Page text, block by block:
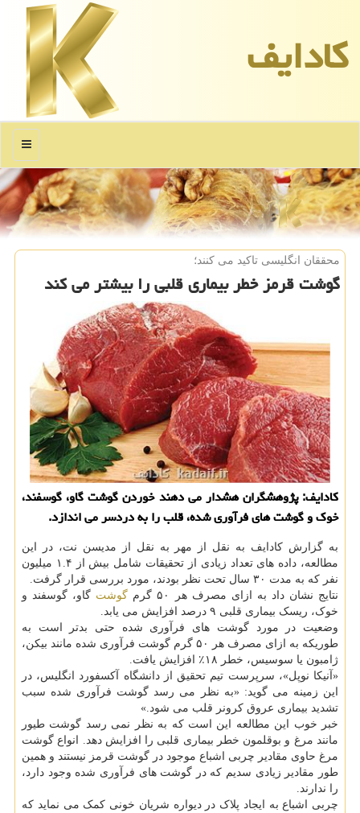
كادایف
منو
محققان انگلیسی تاكید می كنند؛
گوشت قرمز خطر بیماری قلبی را بیشتر می كند
کادایف: پژوهشگران هشدار می دهند خوردن گوشت گاو، گوسفند،
خوک و گوشت های فرآوری شده، قلب را به دردسر می اندازد.
به گزارش کادایف به نقل از مهر به نقل از مدیسن نت، در این
مطالعه، داده های تعداد زیادی از تحقیقات شامل بیش از ۱.۴ میلیون
نفر که به مدت ۳۰ سال تحت نظر بودند، مورد بررسی قرار گرفت.
نتایج نشان داد به ازای مصرف هر ۵۰ گرم
گوشت گاو، گوسفند و
خوک، ریسک بیماری قلبی ۹ درصد افزایش می یابد.
وضعیت در مورد گوشت های فرآوری شده حتی بدتر است به
طوریکه به ازای مصرف هر ۵۰ گرم گوشت فرآوری شده مانند بیکن،
ژامبون یا سوسیس، خطر ۱۸٪ افزایش یافت.
«آنیکا نوپل»، سرپرست تیم تحقیق از دانشگاه آکسفورد انگلیس، در
این زمینه می گوید: «به نظر می رسد گوشت فرآوری شده سبب
تشدید بیماری عروق کرونر قلب می شود.»
خبر خوب این مطالعه این است که به نظر نمی رسد گوشت طیور
مانند مرغ و بوقلمون خطر بیماری قلبی را افزایش دهد. انواع گوشت
مرغ حاوی مقادیر چربی اشباع موجود در گوشت قرمز نیستند و همین
طور مقادیر زیادی سدیم که در گوشت های فرآوری شده وجود دارد،
را ندارند.
چربی اشباع به ایجاد پلاک در دیواره شریان خونی کمک می نماید که